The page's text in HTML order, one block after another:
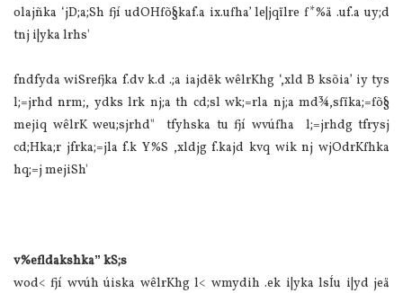
olajñka ‘jD;a;Sh fjí udOHfõ§kaf.a ix.ufha’ le|jqïlre f*%ä .uf.a uy;d
tnj i|yka lrhs'
fndfyda wiSrefjka f.dv k.d .;a iajdëk wêlrKhg ‘,xld B ksõia’ iy tys
l;=jrhd nrm;, ydks lrk nj;a th cd;sl wk;=rla nj;a md¾,sfïka;=fõ§
mejiq wêlrK weu;sjrhd" tfyhska tu fjí wvúfha l;=jrhdg tfrysj
cd;Hka;r jfrka;=jla f.k Y%S ,xldjg f.kajd kvq wik nj wjOdrKfhka
hq;=j mejiSh'
v%efldakshka” kS;s
wod< fjí wvúh úiska wêlrKhg l< wmydih .ek i|yka lsÍu i|yd jeä